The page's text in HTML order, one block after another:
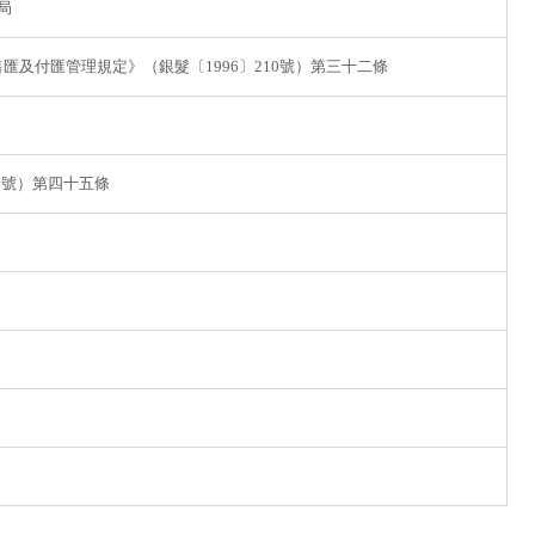
及付匯管理規定》（銀髮〔1996〕210號）第三十二條
）第四十五條